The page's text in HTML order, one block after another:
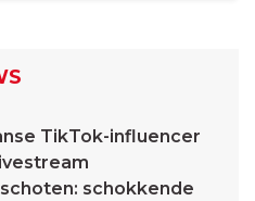
TikTok-influencer
schokkende